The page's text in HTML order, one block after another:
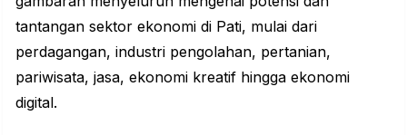
tantangan sektor ekonomi di Pati, mulai dari
perdagangan, industri pengolahan, pertanian,
pariwisata, jasa, ekonomi kreatif hingga ekonomi
digital.